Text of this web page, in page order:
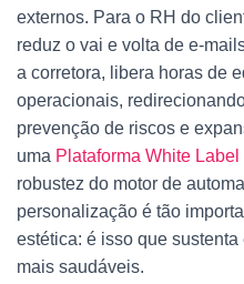
externos. Para o RH do
reduz o vai e volta de e-
a corretora, libera horas de
operacionais,
prevenção de riscos e
uma Plataforma White Label
robustez do motor de
personalização é tão
estética: é isso que
mais saudáveis.